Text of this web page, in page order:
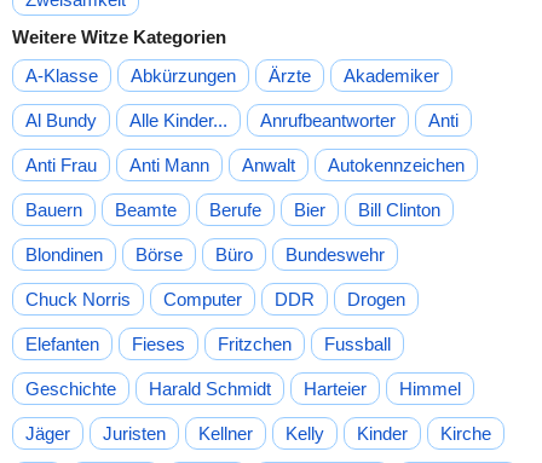
Weitere Witze Kategorien
A-Klasse
Abkürzungen Ärzte Akademiker
Al Bundy Alle Kinder... Anrufbeantworter Anti
Anti Frau Anti Mann Anwalt Autokennzeichen
Bauern Beamte Berufe Bier Bill Clinton
Blondinen Börse Büro Bundeswehr
Chuck Norris Computer DDR Drogen
Elefanten Fieses Fritzchen Fussball
Geschichte Harald Schmidt Harteier Himmel
Jäger Juristen Kellner Kelly Kinder Kirche